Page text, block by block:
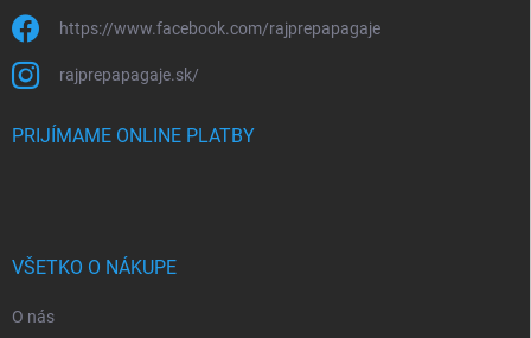
https://www.facebook.com/rajprepapagaje
rajprepapagaje.sk/
PRIJÍMAME ONLINE PLATBY
VŠETKO O NÁKUPE
O nás